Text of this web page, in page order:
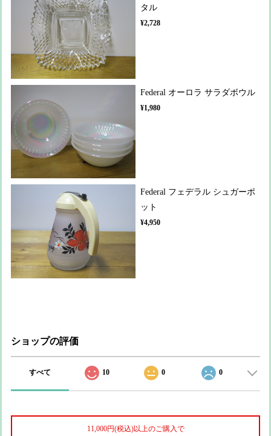
タル
¥2,728
Federal オーロラ サラダボウル
¥1,980
Federal フェデラル シュガーポ
ット
¥4,950
ショップの評価
すべて 10 0 0
11,000円(税込)以上のご購入で